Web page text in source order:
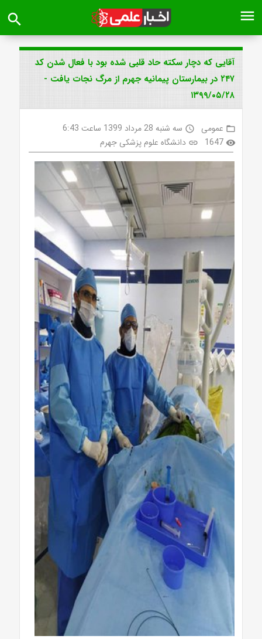
menu
search
آقایی که دچار سکته حاد قلبی شده بود با فعال شدن کد
۲۴۷ در بیمارستان پیمانیه جهرم از مرگ نجات یافت -
۱۳۹۹/۰۵/۲۸
folder_open عمومی access_time سه شنبه 28 مرداد 1399 ساعت 6:43
visibility
1647
link دانشگاه علوم پزشکی جهرم